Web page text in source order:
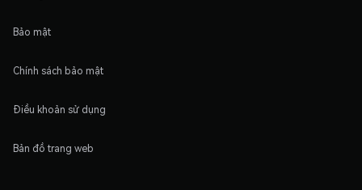
Bảo mật
Chính sách bảo mật
Điều khoản sử dụng
Bản đồ trang web